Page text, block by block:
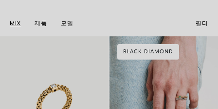
MIX 제품 모델 필터
BLACK DIAMOND